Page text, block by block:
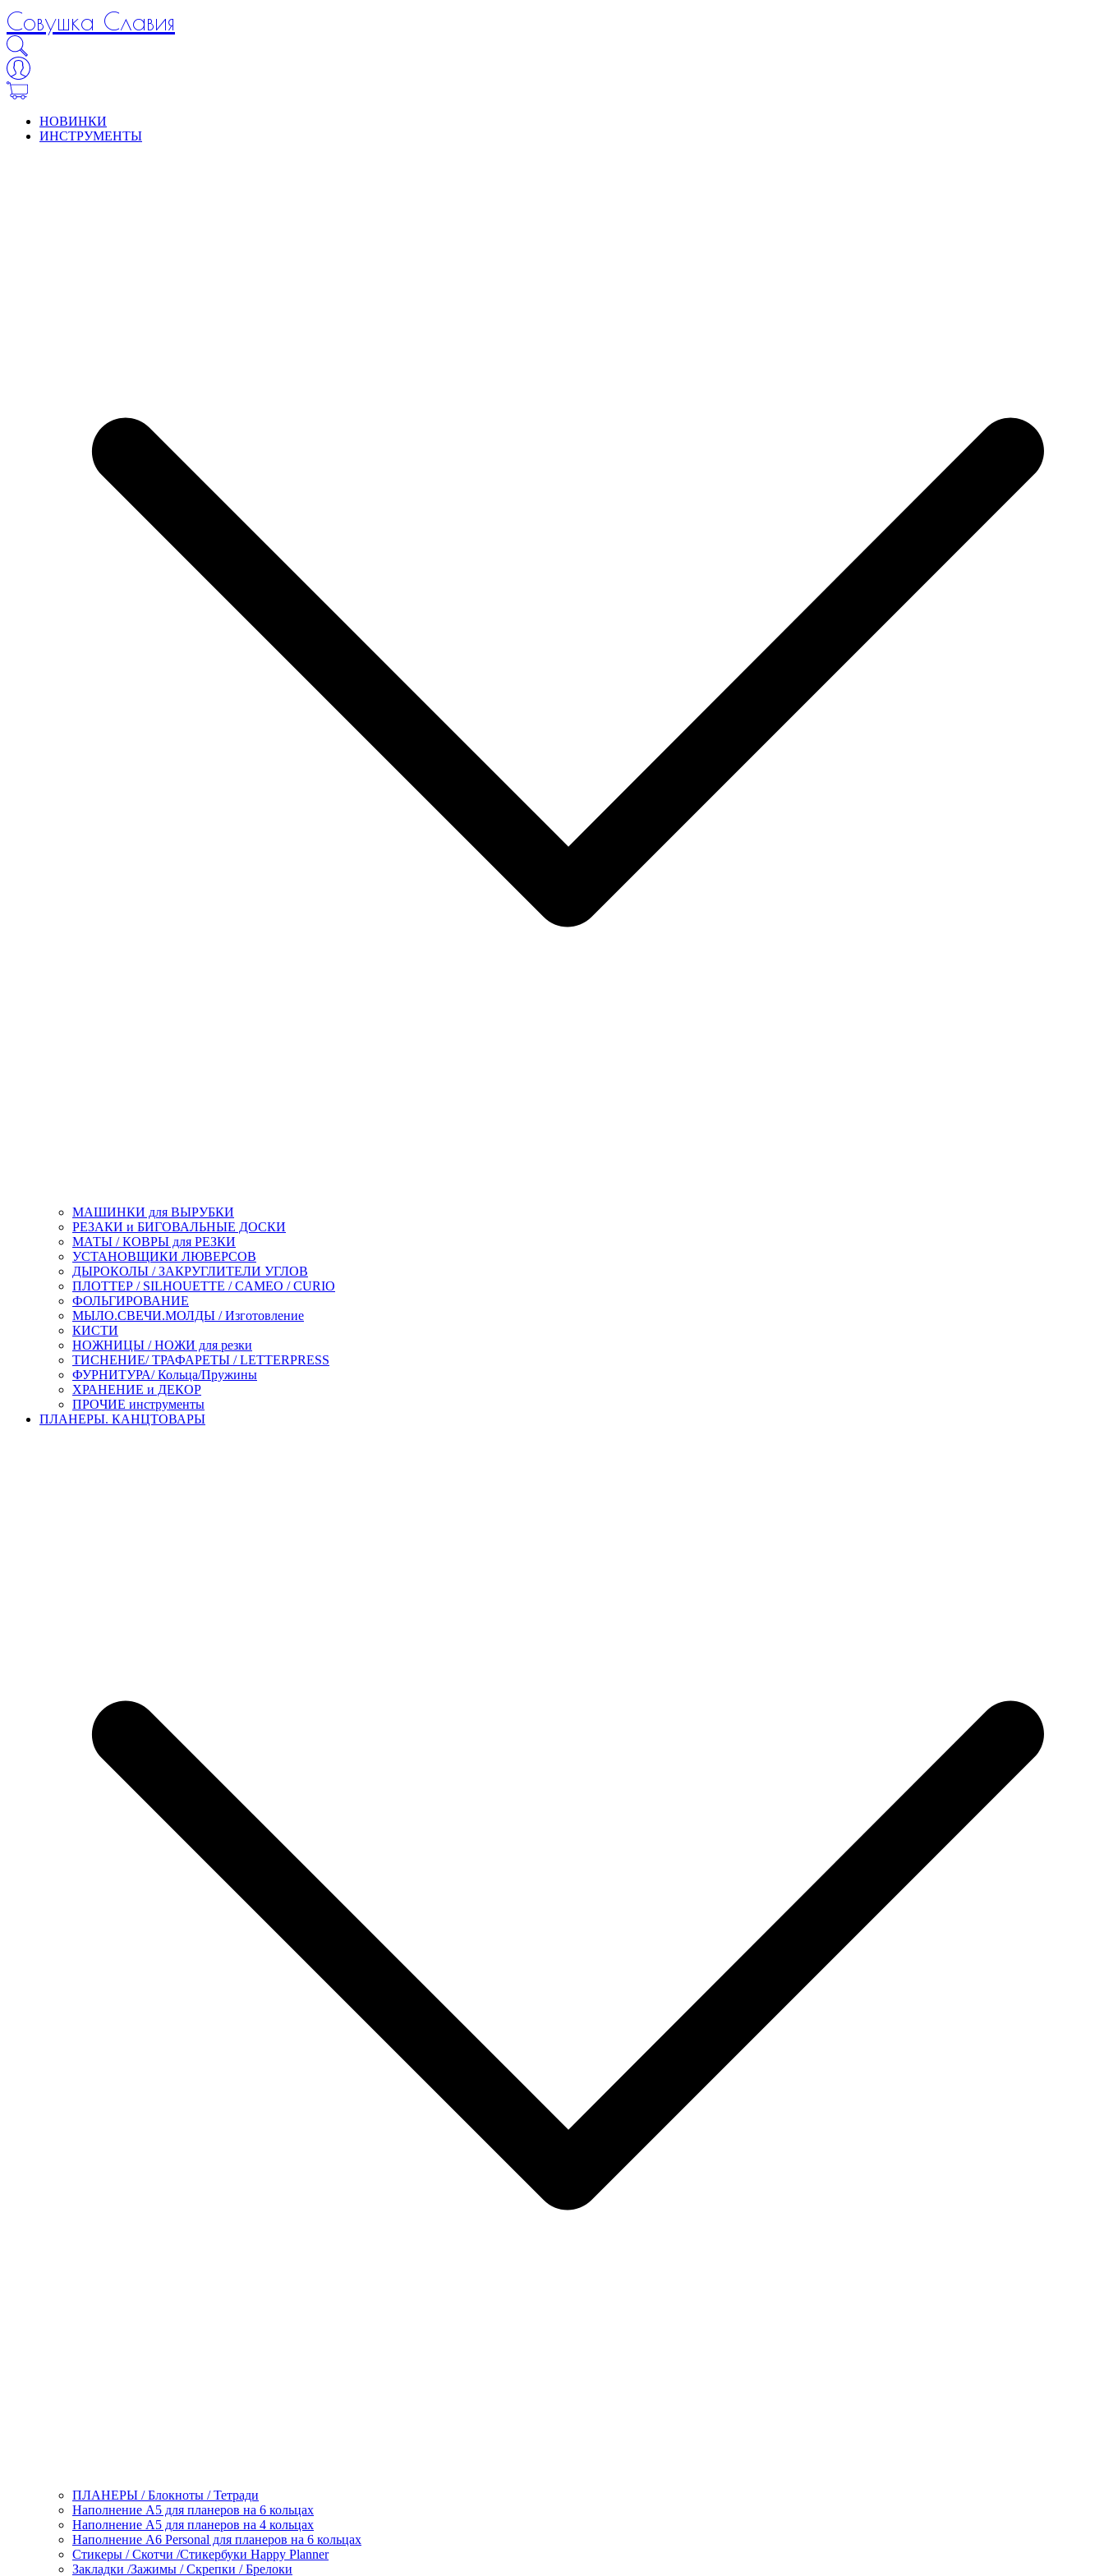
Совушка Славия
НОВИНКИ
ИНСТРУМЕНТЫ
МАШИНКИ для ВЫРУБКИ
РЕЗАКИ и БИГОВАЛЬНЫЕ ДОСКИ
МАТЫ / КОВРЫ для РЕЗКИ
УСТАНОВЩИКИ ЛЮВЕРСОВ
ДЫРОКОЛЫ / ЗАКРУГЛИТЕЛИ УГЛОВ
ПЛОТТЕР / SILHOUETTE / CAMEO / CURIO
ФОЛЬГИРОВАНИЕ
МЫЛО.СВЕЧИ.МОЛДЫ / Изготовление
КИСТИ
НОЖНИЦЫ / НОЖИ для резки
ТИСНЕНИЕ/ ТРАФАРЕТЫ / LETTERPRESS
ФУРНИТУРА/ Кольца/Пружины
ХРАНЕНИЕ и ДЕКОР
ПРОЧИЕ инструменты
ПЛАНЕРЫ. КАНЦТОВАРЫ
ПЛАНЕРЫ / Блокноты / Тетради
Наполнение А5 для планеров на 6 кольцах
Наполнение А5 для планеров на 4 кольцах
Наполнение А6 Personal для планеров на 6 кольцах
Стикеры / Скотчи /Стикербуки Happy Planner
Закладки /Зажимы / Скрепки / Брелоки